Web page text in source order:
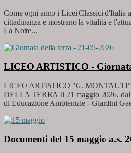
Come ogni anno i Licei Classici d'Italia
cittadinanza e mostrano la vitalità e
La Notte...
LICEO ARTISTICO -
LICEO ARTISTICO "G.
DELLA TERRA Il 21 maggio 2026,
di Educazione Ambientale - Giardini
Documenti del 15 maggio a.s.